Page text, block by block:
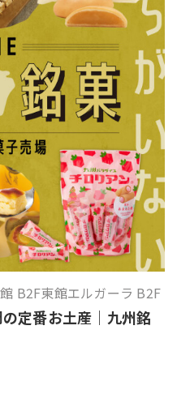
B2F東館エルガーラ B2F
定番お土産｜九州銘